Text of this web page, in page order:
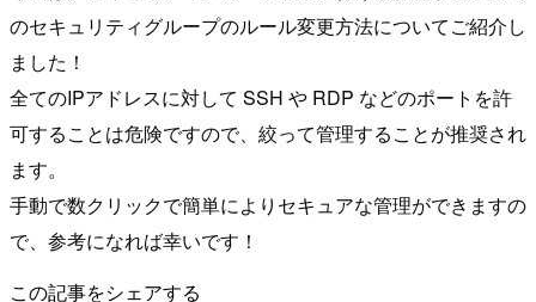
のセキュリティグループのルール変更方法についてご紹介し
ました！
全てのIPアドレスに対して SSH や RDP などのポートを許
可することは危険ですので、絞って管理することが推奨され
ます。
手動で数クリックで簡単によりセキュアな管理ができますの
で、参考になれば幸いです！
この記事をシェアする